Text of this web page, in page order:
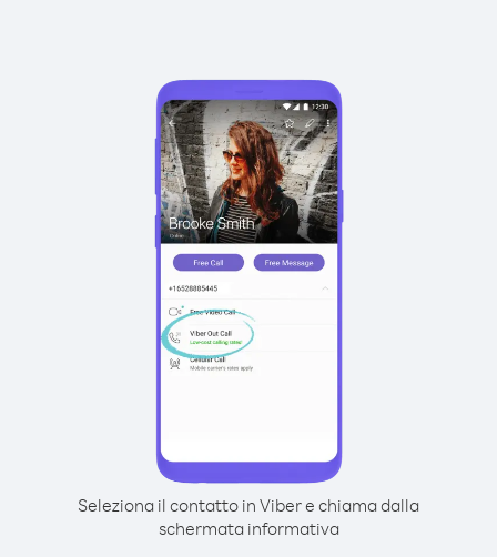
Seleziona il contatto in Viber e chiama dalla
schermata informativa